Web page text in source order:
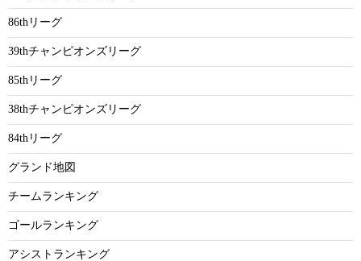
86thリーグ
39thチャンピオンズリーグ
85thリーグ
38thチャンピオンズリーグ
84thリーグ
グランド地図
チームランキング
ゴールランキング
アシストランキング